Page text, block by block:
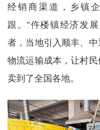
经销商渠道，乡镇
跟。”仵楼镇经济发
者，当地引入顺丰、
物流运输成本，让村
卖到了全国各地。